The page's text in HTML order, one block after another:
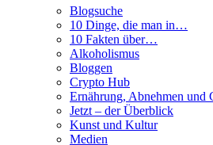
Blogsuche
10 Dinge, die man in…
10 Fakten über…
Alkoholismus
Bloggen
Crypto Hub
Ernährung, Abnehmen und
Jetzt – der Überblick
Kunst und Kultur
Medien